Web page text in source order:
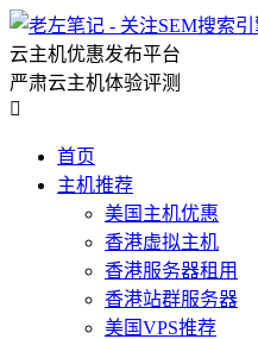
云主机优惠发布平台
严肃云主机体验评测

首页
主机推荐
美国主机优惠
香港虚拟主机
香港服务器租用
香港站群服务器
美国VPS推荐